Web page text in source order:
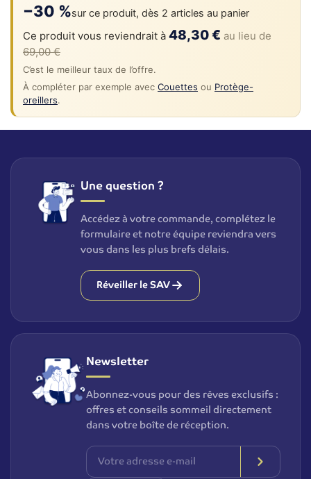
−30 %sur ce produit, dès 2 articles au panier
Ce produit vous reviendrait à 48,30 € au lieu de
69,00 €
C’est le meilleur taux de l’offre.
À compléter par exemple avec Couettes ou Protège-
oreillers.
Une question ?
Accédez à votre commande, complétez le
formulaire et notre équipe reviendra vers
vous dans les plus brefs délais.
Réveiller le SAV
Newsletter
Abonnez-vous pour des rêves exclusifs :
offres et conseils sommeil directement
dans votre boîte de réception.